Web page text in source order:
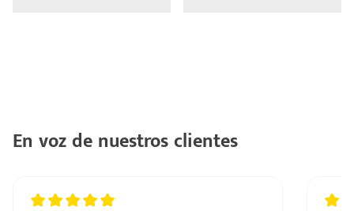
En voz de nuestros clientes